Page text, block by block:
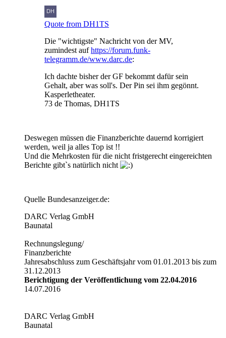
Quote from DH1TS
Die "wichtigste" Nachricht von der MV,
zumindest aufhttps://forum.funk-
telegramm.de/www.darc.de:
Ich dachte bisher der GF bekommt dafür sein
Gehalt, aber was soll's. Der Pin sei ihm gegönnt.
Kasperletheater.
73 de Thomas, DH1TS
Deswegen müssen die Finanzberichte dauernd korrigiert
werden, weil ja alles Top ist !!
Und die Mehrkosten für die nicht fristgerecht eingereichten
Berichte gibt`s natürlich nicht
Quelle Bundesanzeiger.de:
DARC Verlag GmbH
Baunatal
Rechnungslegung/
Finanzberichte
Jahresabschluss zum Geschäftsjahr vom 01.01.2013 bis zum
31.12.2013
Berichtigung der Veröffentlichung vom 22.04.2016
14.07.2016
DARC Verlag GmbH
Baunatal